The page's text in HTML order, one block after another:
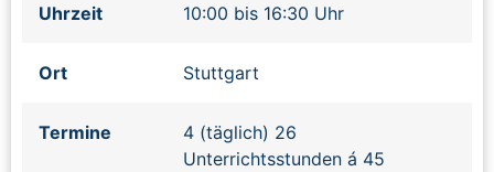
Uhrzeit 10:00 bis 16:30 Uhr
Ort Stuttgart
Termine
4 (täglich) 26
Unterrichtsstunden á 45